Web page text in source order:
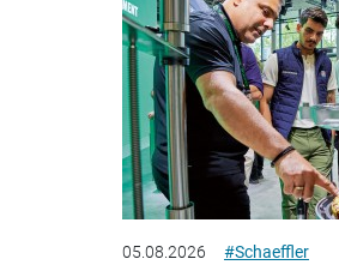
05.08.2026 #Schaeffler